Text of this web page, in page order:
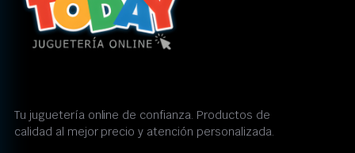
Tu juguetería online de confianza. Productos de
calidad al mejor precio y atención personalizada.